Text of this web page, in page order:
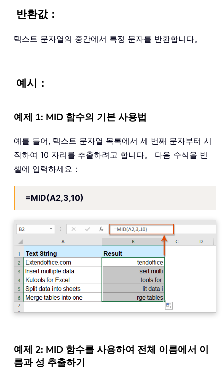
반환값：
텍스트 문자열의 중간에서 특정 문자를 반환합니다。
예시：
예제 1: MID 함수의 기본 사용법
예를 들어, 텍스트 문자열 목록에서 세 번째 문자부터 시
작하여 10 자리를 추출하려고 합니다。 다음 수식을 빈
셀에 입력하세요：
=MID(A2,3,10)
예제 2: MID 함수를 사용하여 전체 이름에서 이
름과 성 추출하기